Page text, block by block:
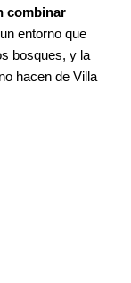
combinar
entorno que
bosques, y la
hacen de Villa